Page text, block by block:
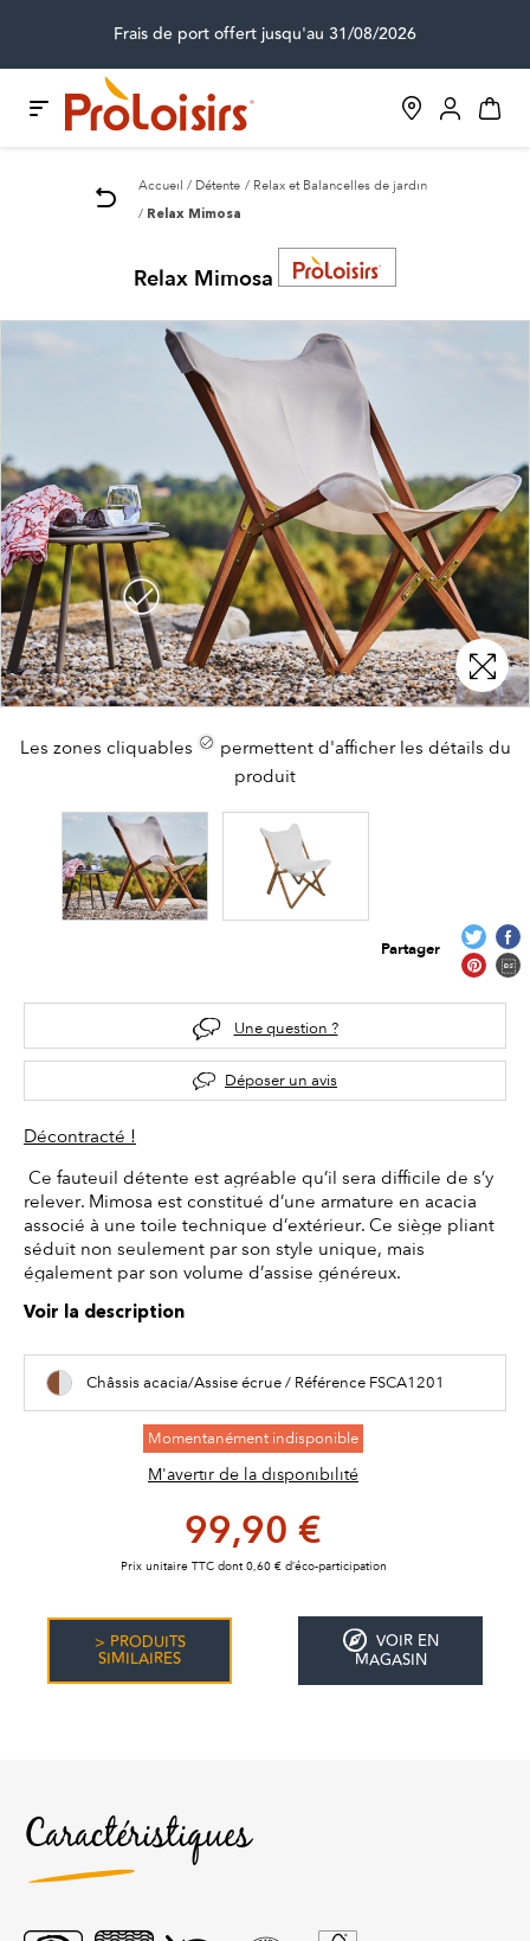
Frais de port offert jusqu'au 31/08/2026
Accueil Détente Relax et Balancelles de jardin
Relax Mimosa
Relax Mimosa
Les zones cliquables
permettent d'afficher les détails du
produit
Partager
Une question ?
Déposer un avis
Décontracté !
Ce fauteuil détente est agréable qu’il sera difficile de s’y
relever. Mimosa est constitué d’une armature en acacia
associé à une toile technique d’extérieur. Ce siège pliant
séduit non seulement par son style unique, mais
également par son volume d’assise généreux.
Voir la description
Châssis acacia/Assise écrue / Référence FSCA1201
Momentanément indisponible
M'avertir de la disponibilité
99,90 €
Prix unitaire TTC dont 0,60 € d’éco-participation
> PRODUITS
SIMILAIRES
VOIR EN
MAGASIN
Caractéristiques